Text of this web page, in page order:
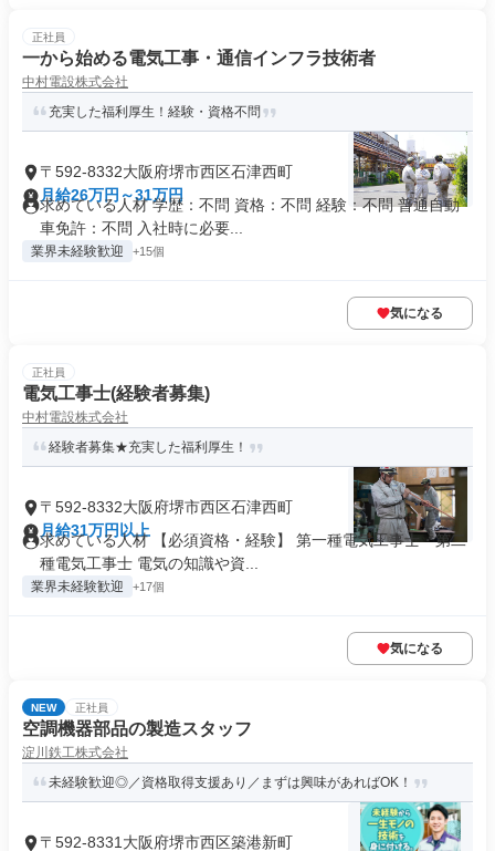
正社員
一から始める電気工事・通信インフラ技術者
中村電設株式会社
充実した福利厚生！経験・資格不問
〒592-8332大阪府堺市西区石津西町
月給26万円～31万円
求めている人材 学歴：不問 資格：不問 経験：不問 普通自動
車免許：不問 入社時に必要...
業界未経験歓迎 +15個
気になる
正社員
電気工事士(経験者募集)
中村電設株式会社
経験者募集★充実した福利厚生！
〒592-8332大阪府堺市西区石津西町
月給31万円以上
求めている人材 【必須資格・経験】 第一種電気工事士・第二
種電気工事士 電気の知識や資...
業界未経験歓迎 +17個
気になる
NEW 正社員
空調機器部品の製造スタッフ
淀川鉄工株式会社
未経験歓迎◎／資格取得支援あり／まずは興味があればOK！
〒592-8331大阪府堺市西区築港新町